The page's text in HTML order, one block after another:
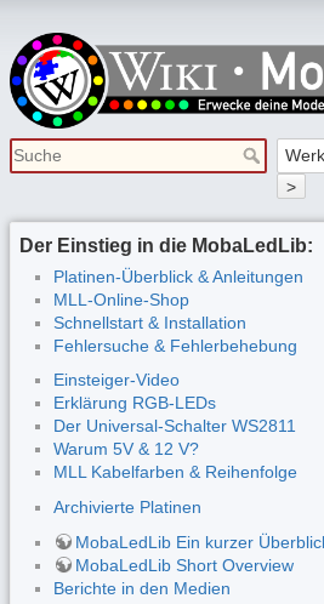
>
Der Einstieg in die MobaLedLib:
Platinen-Überblick & Anleitungen
MLL-Online-Shop
Schnellstart & Installation
Fehlersuche & Fehlerbehebung
Einsteiger-Video
Erklärung RGB-LEDs
Der Universal-Schalter WS2811
Warum 5V & 12 V?
MLL Kabelfarben & Reihenfolge
Archivierte Platinen
MobaLedLib Ein kurzer
MobaLedLib Short Overview
Berichte in den Medien